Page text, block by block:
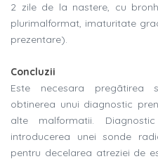
2 zile de la nastere, cu
plurimalformat, imaturitate
prezentare).
Concluzii
Este necesara pregãtirea
obtinerea unui diagnostic
alte malformatii.
introducerea unei sonde
pentru decelarea atreziei de